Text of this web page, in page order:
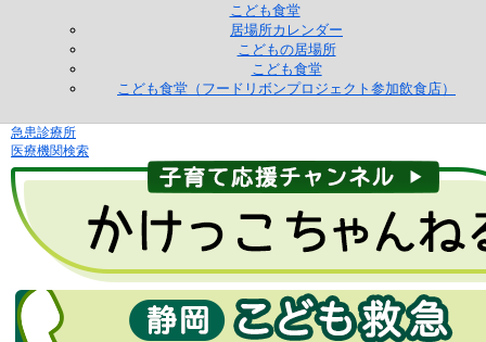
こども食堂
居場所カレンダー
こどもの居場所
こども食堂
こども食堂（フードリボンプロジェクト参加飲食店）
急患診療所
医療機関検索